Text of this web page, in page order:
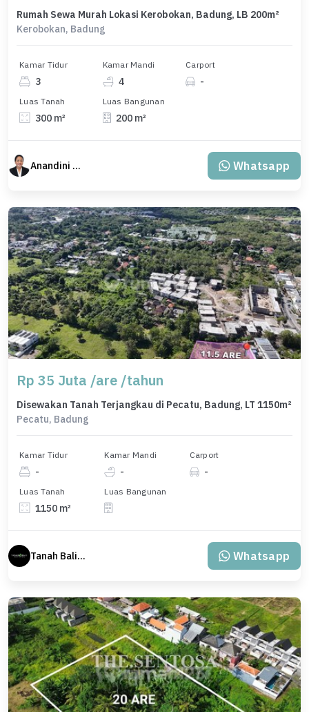
Rumah Sewa Murah Lokasi Kerobokan, Badung, LB 200m²
Kerobokan, Badung
Kamar Tidur
3
Kamar Mandi
4
Carport
-
Luas Tanah
300 m²
Luas Bangunan
200 m²
Anandini Property Whatsapp
Rp 35 Juta /are /tahun
Disewakan Tanah Terjangkau di Pecatu, Badung, LT 1150m²
Pecatu, Badung
Kamar Tidur
-
Kamar Mandi
-
Carport
-
Luas Tanah
1150 m²
Luas Bangunan
Tanah Bali Real Estate Whatsapp